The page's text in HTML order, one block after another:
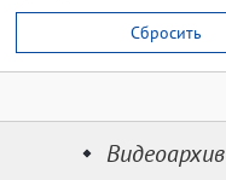
Сбросить
Видеоархив